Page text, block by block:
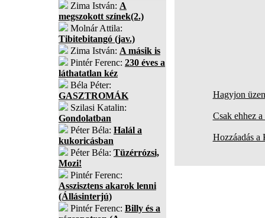
Zima István: A
megszokott színek(2.)
Molnár Attila:
Tibitebitangó (jav.)
Zima István: A másik is
Pintér Ferenc: 230 éves a
láthatatlan kéz
Béla Péter:
GASZTROMÁK
Szilasi Katalin:
Gondolatban
Péter Béla: Halál a
kukoricásban
Péter Béla: Tüzérrózsi,
Mozi!
Pintér Ferenc:
Asszisztens akarok lenni
(Állásinterjú)
Pintér Ferenc: Billy és a
Hagyjon
Csak ehhez
Hozzáadás